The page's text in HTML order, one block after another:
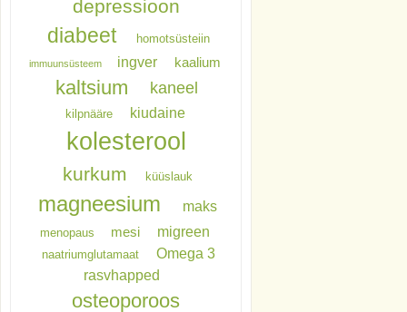
depressioon
diabeet homotsüsteiin
immuunsüsteem ingver kaalium
kaltsium kaneel
kilpnääre kiudaine
kolesterool
kurkum küüslauk
magneesium maks
menopaus mesi migreen
naatriumglutamaat
Omega 3
rasvhapped
osteoporoos